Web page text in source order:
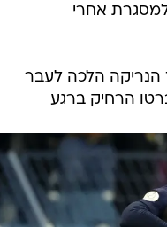
למסגרת אחרי
הנריקה הלכה לעבר
הרחיק ברגע